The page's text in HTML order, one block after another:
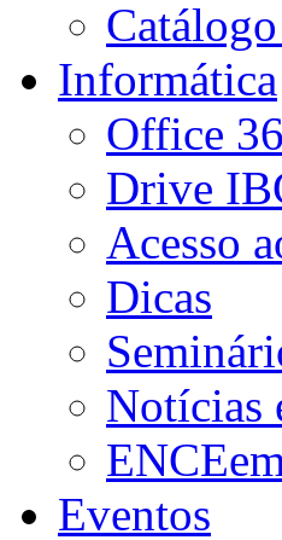
Informática
Office
Drive
Acesso
Dicas
Notícias
Eventos